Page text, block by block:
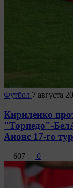
Футбол 7 августа
Кириленко
"Торпедо"-
Анонс 17-го
607 0